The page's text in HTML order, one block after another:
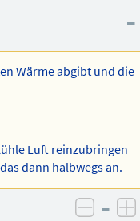
–
Wärme abgibt und die
Luft reinzubringen
dann halbwegs an.
–